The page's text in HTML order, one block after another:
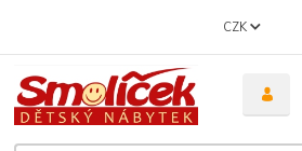
CZK